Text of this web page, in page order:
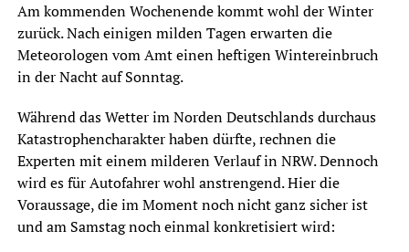
Am kommenden Wochenende kommt wohl der Winter
zurück. Nach einigen milden Tagen erwarten die
Meteorologen vom Amt einen heftigen Wintereinbruch
in der Nacht auf Sonntag.
Während das Wetter im Norden Deutschlands durchaus
Katastrophencharakter haben dürfte, rechnen die
Experten mit einem milderen Verlauf in NRW. Dennoch
wird es für Autofahrer wohl anstrengend. Hier die
Voraussage, die im Moment noch nicht ganz sicher ist
und am Samstag noch einmal konkretisiert wird: